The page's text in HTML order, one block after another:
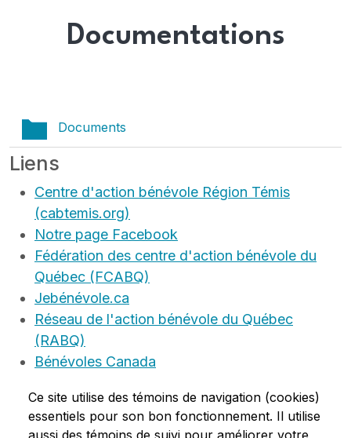
Documentations
Documents
Liens
Centre d'action bénévole Région Témis
(cabtemis.org)
Notre page Facebook
Fédération des centre d'action bénévole du
Québec (FCABQ)
Jebénévole.ca
Réseau de l'action bénévole du Québec
(RABQ)
Bénévoles Canada
Aide chez soi
Aide chez soi Facebook
Ce site utilise des témoins de navigation (cookies)
essentiels pour son bon fonctionnement. Il utilise